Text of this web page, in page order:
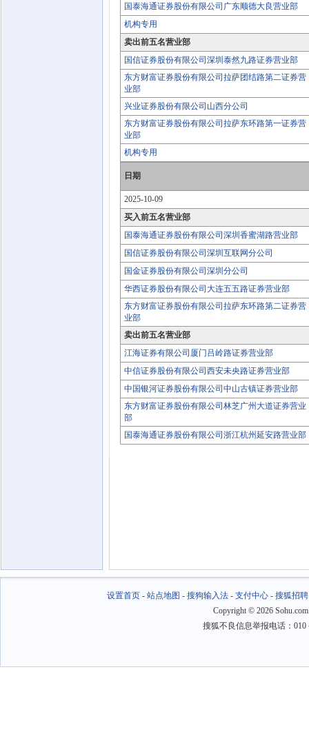
国泰海通证券股份有限公司广东顺德大良营业部
机构专用
卖出前五名营业部
国信证券股份有限公司深圳泰然九路证券营业部
东方财富证券股份有限公司拉萨团结路第二证券营
业部
兴业证券股份有限公司山西分公司
东方财富证券股份有限公司拉萨东环路第一证券营
业部
机构专用
日期
2025-10-09
买入前五名营业部
国泰海通证券股份有限公司深圳香蜜湖路营业部
国信证券股份有限公司深圳互联网分公司
国金证券股份有限公司深圳分公司
华西证券股份有限公司大连五五路证券营业部
东方财富证券股份有限公司拉萨东环路第二证券营
业部
卖出前五名营业部
江海证券有限公司厦门吕岭路证券营业部
中信证券股份有限公司西安未央路证券营业部
中国银河证券股份有限公司中山古镇证券营业部
东方财富证券股份有限公司林芝广州大道证券营业
部
国泰海通证券股份有限公司浙江杭州延安路营业部
设置首页- 站点地图 - 搜狗输入法- 支付中心- 搜狐招聘
Copyright © 2026
搜狐不良信息举报电话：010